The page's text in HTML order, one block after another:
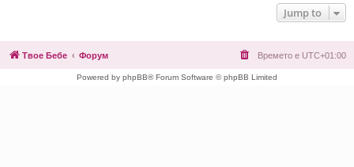
Jump to
Твое Бебе Форум Времето е UTC+01:00
Powered by phpBB® Forum Software © phpBB Limited